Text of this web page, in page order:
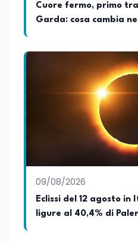
rappresentano
strumenti di
Cuore fermo, primo
Garda: cosa cambia
09/08/2026
Eclissi del 12 agosto in
ligure al 40,4% di